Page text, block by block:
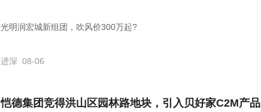
光明润宏城新组团，吹风价300万起?
进深 08-06
恺德集团竞得洪山区园林路地块，引入贝好家C2M产品